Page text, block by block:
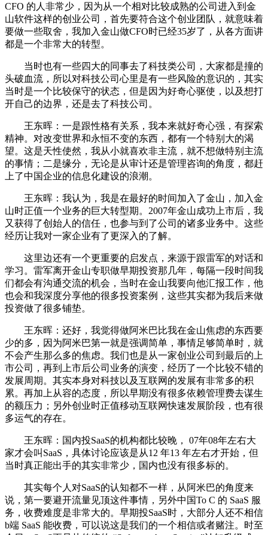
CFO 的人非常少，因为从一个相对比较成熟的公司进入到金
山软件这样的创业公司，首先要符合这个创业团队，就意味着
要做一些取舍，我加入金山做CFO时已经35岁了，从各方面讲
都是一个非常大的转型。
当时也有一些四大的同事去了科技类公司，大家都是撞的
头破血流，所以对科技公司心里是有一些风险的意识的，其实
当时是一个比较保守的状态，但是因为好奇心驱使，以及想打
开自己的边界，还是去了科技公司。
王东晖：一是跟性格有关系，我本来就好奇心强，有探索
精神。对改变世界和永恒不变的东西，都有一个特别大的渴
望。这是天性使然，我从小就喜欢非主流，就不想做特别主流
的事情；二是缘分，无论是从审计还是管理咨询的角度，都赶
上了中国企业的信息化建设的浪潮。
王东晖：我认为，我是在最好的时间加入了金山，加入金
山时正值一个业务的巨大转型期。2007年金山成功上市后，我
又获得了创始人的信任，也参与到了公司的诸多业务中。这些
经历让我对一家企业有了更深入的了解。
这里边还有一个更重要的启发点，来源于跟雷军的对话和
学习。雷军离开金山专职做早期投资那几年，每隔一段时间我
们都会有沟通交流的机会，当时在金山我要向他汇报工作，他
也会和我深度分享他的很多投资案例，这些其实都为我后来做
投资做了很多铺垫。
王东晖：还好，我觉得做阿米巴比我在金山焦虑的东西要
少的多，因为阿米巴第一就是强调简单，事情足够简单时，就
不会产生那么多的焦虑。我们也是从一家创业公司到最后的上
市公司，再到上市后公司业务的演变，经历了一个比较不错的
发展周期。其实本身对科技以及互联网的发展有非常多的积
累。再加上从容的态度，所以早期没有很多依赖管理费去谋生
的额压力；另外创业时正值移动互联网快速发展阶段，也有很
多运气的存在。
王东晖：国内投SaaS的机构都比较晚， 07年08年左右大
家才会叫SaaS，具体讨论应该是从12 年13 年左右才开始，但
当时真正能出手的其实非常少，国内也没有很多标的。
其实每个人对SaaS的认知都不一样，从阿米巴的角度来
说，第一要避开流量见顶这件事情，另外中国To C 的 SaaS 服
务，收费难度是非常大的。早期投SaaS时，大部分人还不相信
b端 SaaS 能收费，可以说这是我们的一个相信或者赌注。时至